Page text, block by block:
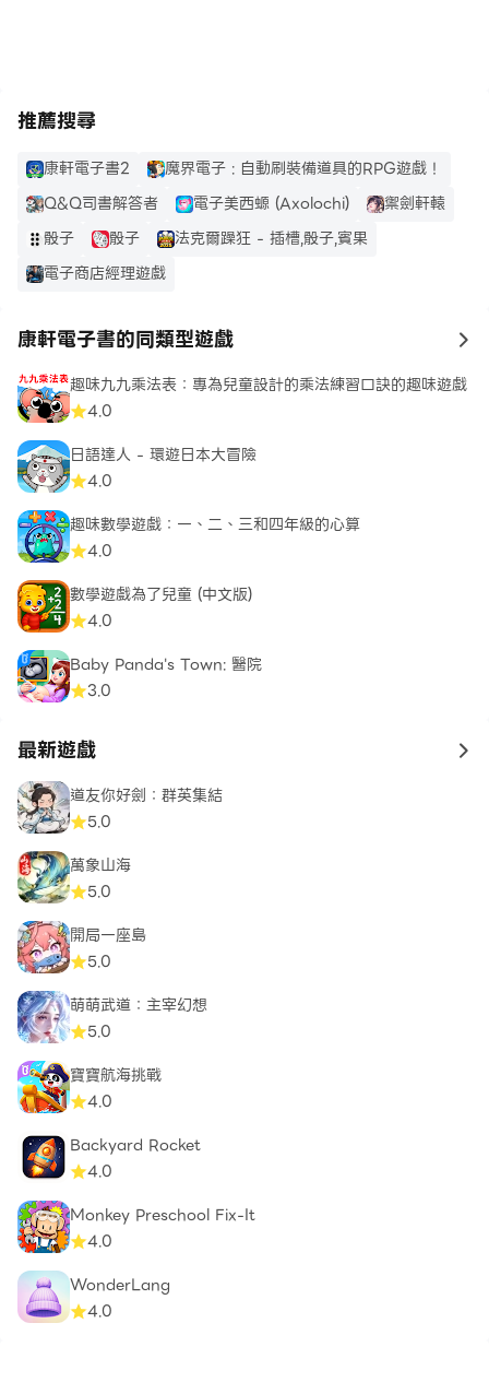
推薦搜尋
康軒電子書2
魔界電子 : 自動刷裝備道具的RPG遊戲！
Q&Q司書解答者
電子美西螈 (Axolochi)
禦劍軒轅
骰子
骰子
法克爾躁狂 - 插槽,骰子,賓果
電子商店經理遊戲
康軒電子書的同類型遊戲 to
趣味九九乘法表：專為兒童設計的乘法練習口訣的趣味遊戲
4.0
日語達人 - 環遊日本大冒險
4.0
趣味數學遊戲：一、二、三和四年級的心算
4.0
數學遊戲為了兒童 (中文版)
4.0
Baby Panda's Town: 醫院
3.0
最新遊戲 to
道友你好劍：群英集結
5.0
萬象山海
5.0
開局一座島
5.0
萌萌武道：主宰幻想
5.0
寶寶航海挑戰
4.0
Backyard Rocket
4.0
Monkey Preschool Fix-It
4.0
WonderLang
4.0